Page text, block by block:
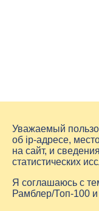
Уважаемый
об ip-адресе,
на сайт, и
статистических
Я соглашаюсь с
Рамблер/Топ-100